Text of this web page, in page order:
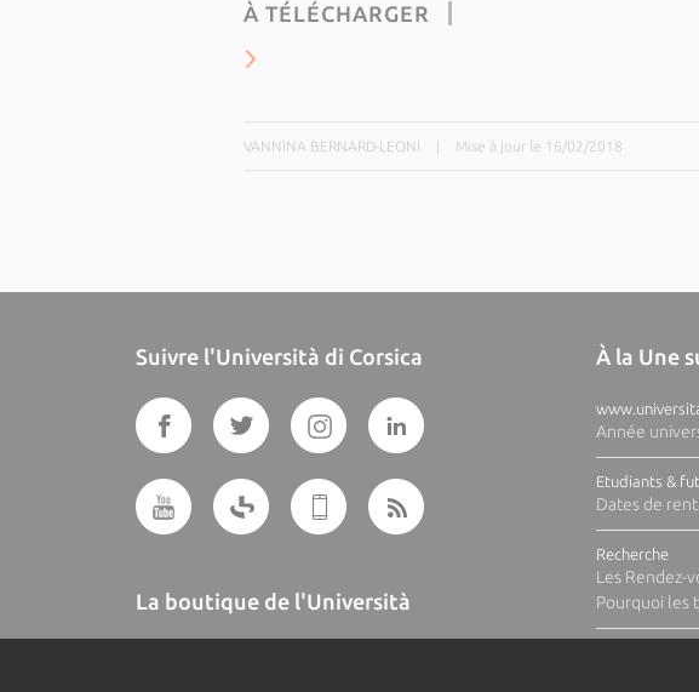
À TÉLÉCHARGER
VANNINA BERNARD-LEONI Mise à jour le 16/02/2018
Suivre l'Università di Corsica
La boutique de l'Università
À la Une
Année
Etudiants &
Dates de
Recherche
Les Rendez-
Pourquoi les